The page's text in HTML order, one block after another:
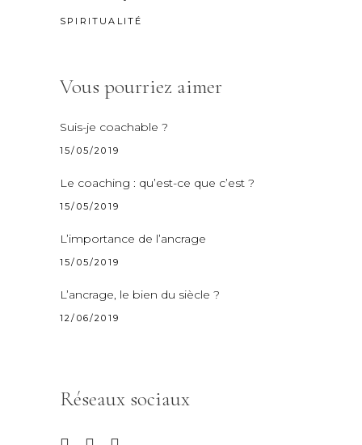
SPIRITUALITÉ
Vous pourriez aimer
Suis-je coachable ?
15/05/2019
Le coaching : qu’est-ce que c’est ?
15/05/2019
L’importance de l’ancrage
15/05/2019
L’ancrage, le bien du siècle ?
12/06/2019
Réseaux sociaux